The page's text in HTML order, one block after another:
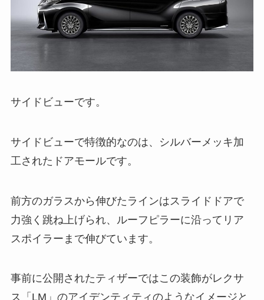
サイドビューです。
サイドビューで特徴的なのは、シルバーメッキ加
工されたドアモールです。
前方のガラスから伸びたラインはスライドドアで
力強く跳ね上げられ、ルーフピラーに沿ってリア
スポイラーまで伸びています。
事前に公開されたティザーではこの装飾がレクサ
ス「LM」のアイデンティティのようなイメージと